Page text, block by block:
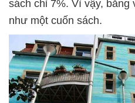
sách chỉ 7%. Vì vậy,
như một cuốn sách.